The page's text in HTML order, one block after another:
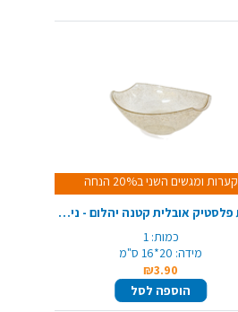
קערות ומגשים השני ב20% הנחה
קערת פלסטיק אובלית קטנה יהלום - ניצוצות זהב
כמות: 1
מידה: 20*16 ס"מ
₪3.90
הוספה לסל